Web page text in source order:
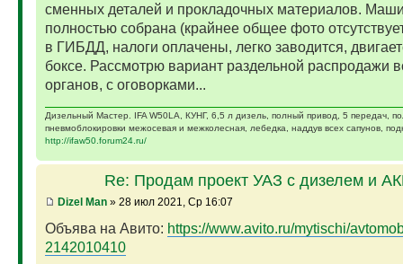
сменных деталей и прокладочных материалов.
полностью собрана (крайнее общее фото
в ГИБДД, налоги оплачены, легко заводится,
боксе. Рассмотрю вариант раздельной распродажи
органов, с оговорками...
Дизельный Мастер. IFA W50LA, КУНГ, 6,5 л дизель, полный привод, 5 передач,
пневмоблокировки межосевая и межколесная, лебедка, наддув всех сапунов,
http://ifaw50.forum24.ru/
Re: Продам проект УАЗ с дизелем и
Dizel Man» 28 июл 2021, Ср 16:07
Объява на Авито: https://www.avito.ru/mytischi/
2142010410